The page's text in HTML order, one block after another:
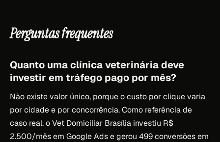
Perguntas frequentes
Quanto uma clínica veterinária deve
investir em tráfego pago por mês?
Não existe valor único, porque o custo por clique varia
por cidade e por concorrência. Como referência de
caso real, o Vet Domiciliar Brasília investiu R$
2.500/mês em Google Ads e gerou 499 conversões em